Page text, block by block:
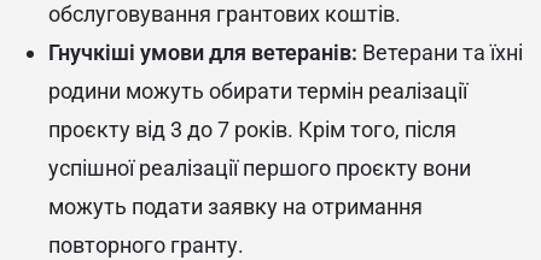
обслуговування грантових коштів.
Гнучкіші умови для ветеранів: Ветерани та їхні
родини можуть обирати термін реалізації
проєкту від 3 до 7 років. Крім того, після
успішної реалізації першого проєкту вони
можуть подати заявку на отримання
повторного гранту.